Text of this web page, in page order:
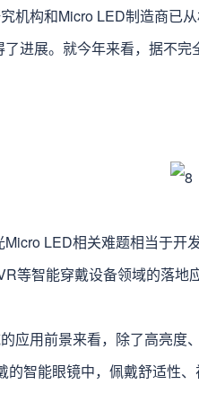
机构和Micro LED制造商已
进展。就今年来看，据不
LED相关难题相当于
等智能穿戴设备领域的落地
应用前景来看，除了高亮度
智能眼镜中，佩戴舒适性